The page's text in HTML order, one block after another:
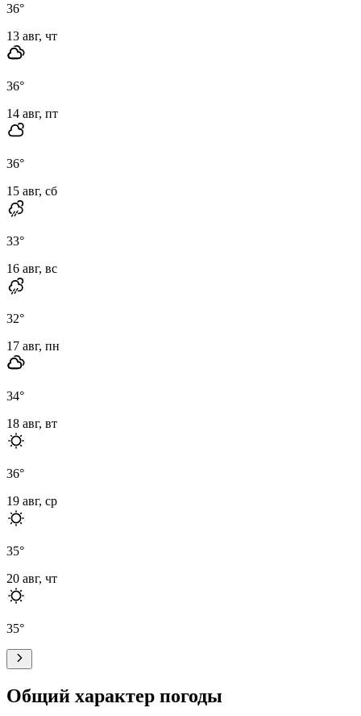
36°
13 авг, чт
36°
14 авг, пт
36°
15 авг, сб
33°
16 авг, вс
32°
17 авг, пн
34°
18 авг, вт
36°
19 авг, ср
35°
20 авг, чт
35°
Общий характер погоды